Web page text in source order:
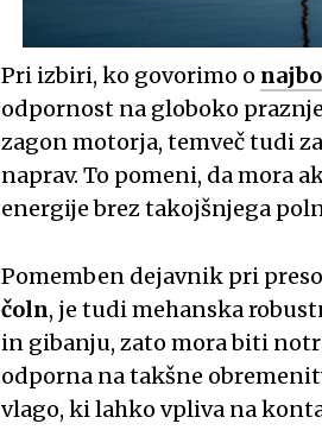
Pri izbiri, ko govorimo o
odpornost na globoko
zagon motorja, temveč tudi
naprav. To pomeni, da mora
energije brez takojšnjega
Pomemben dejavnik pri
čoln, je tudi mehanska
in gibanju, zato mora biti
odporna na takšne
vlago, ki lahko vpliva na